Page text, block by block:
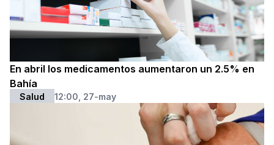
En abril los medicamentos aumentaron un 2.5% en
Bahía
Salud 12:00, 27-may